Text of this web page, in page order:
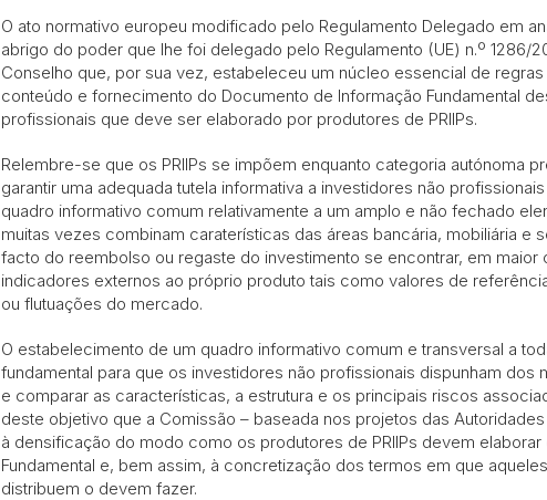
O ato normativo europeu modificado pelo Regulamento Delegado em
abrigo do poder que lhe foi delegado pelo Regulamento (UE) n.º 1286/
Conselho que, por sua vez, estabeleceu um núcleo essencial de
conteúdo e fornecimento do Documento de Informação Fundamental
profissionais que deve ser elaborado por produtores de PRIIPs.
Relembre-se que os PRIIPs se impõem enquanto categoria autónoma
garantir uma adequada tutela informativa a investidores não
quadro informativo comum relativamente a um amplo e não fechado
muitas vezes combinam caraterísticas das áreas bancária, mobiliária e
facto do reembolso ou regaste do investimento se encontrar, em maior
indicadores externos ao próprio produto tais como valores de
ou flutuações do mercado.
O estabelecimento de um quadro informativo comum e transversal a
fundamental para que os investidores não profissionais dispunham
e comparar as características, a estrutura e os principais riscos
deste objetivo que a Comissão – baseada nos projetos das
à densificação do modo como os produtores de PRIIPs devem
Fundamental e, bem assim, à concretização dos termos em que
distribuem o devem fazer.